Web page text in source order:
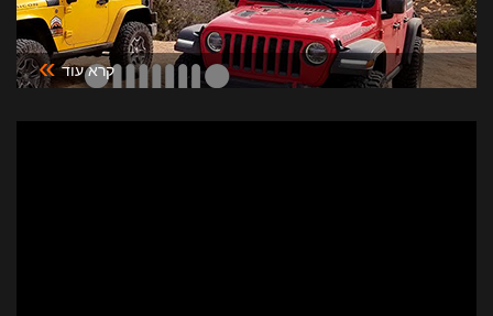
קרא עוד »